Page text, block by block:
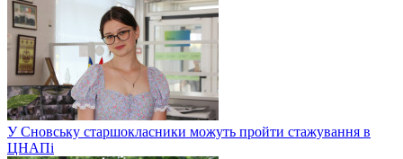
У Сновську старшокласники можуть пройти стажування в
ЦНАПі